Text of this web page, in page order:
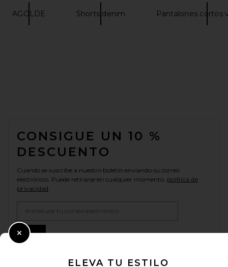
AGOLDE Shorts denim Pantalones cortos
CONSIGUE UN 10 %
DESCUENTO
Cuando se suscribe a nuestro boletín enviando su correo
electrónico. Puede retirarse en cualquier momento. política de
privacidad
Sign Up
ELEVA TU ESTILO
Close Modal